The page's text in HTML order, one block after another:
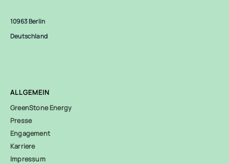
10963 Berlin
Deutschland
ALLGEMEIN
GreenStone Energy
Presse
Engagement
Karriere
Impressum